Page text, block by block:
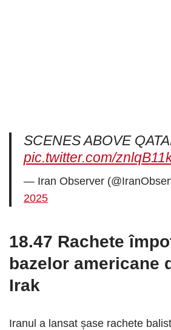
SCENES ABOVE
pic.twitter.com/
— Iran Observer
2025
18.47 Rachete
bazelor americane
Irak
Iranul a lansat șase rachete